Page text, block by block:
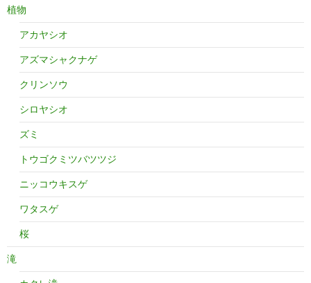
植物
アカヤシオ
アズマシャクナゲ
クリンソウ
シロヤシオ
ズミ
トウゴクミツバツツジ
ニッコウキスゲ
ワタスゲ
桜
滝